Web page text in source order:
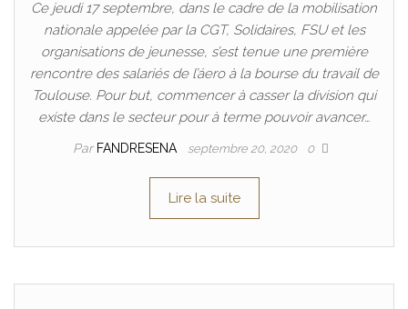
Ce jeudi 17 septembre, dans le cadre de la mobilisation
nationale appelée par la CGT, Solidaires, FSU et les
organisations de jeunesse, s’est tenue une première
rencontre des salariés de l’áero à la bourse du travail de
Toulouse. Pour but, commencer à casser la division qui
existe dans le secteur pour à terme pouvoir avancer…
Par FANDRESENA septembre 20, 2020 0
Lire la suite